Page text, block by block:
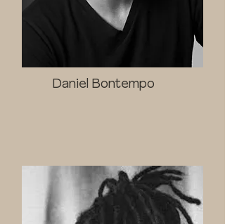
Daniel Bontempo